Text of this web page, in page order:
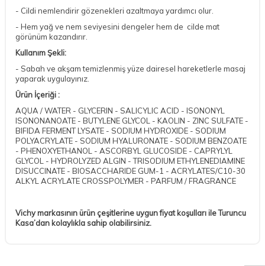
- Cildi nemlendirir gözenekleri azaltmaya yardımcı olur.
- Hem yağ ve nem seviyesini dengeler hem de cilde mat
görünüm kazandırır.
Kullanım Şekli:
- Sabah ve akşam temizlenmiş yüze dairesel hareketlerle masaj
yaparak uygulayınız.
Ürün İçeriği :
AQUA / WATER - GLYCERIN - SALICYLIC ACID - ISONONYL
ISONONANOATE - BUTYLENE GLYCOL - KAOLIN - ZINC SULFATE -
BIFIDA FERMENT LYSATE - SODIUM HYDROXIDE - SODIUM
POLYACRYLATE - SODIUM HYALURONATE - SODIUM BENZOATE
- PHENOXYETHANOL - ASCORBYL GLUCOSIDE - CAPRYLYL
GLYCOL - HYDROLYZED ALGIN - TRISODIUM ETHYLENEDIAMINE
DISUCCINATE - BIOSACCHARIDE GUM-1 - ACRYLATES/C10-30
ALKYL ACRYLATE CROSSPOLYMER - PARFUM / FRAGRANCE
Vichy markasının ürün çeşitlerine uygun fiyat koşulları ile Turuncu
Kasa’dan kolaylıkla sahip olabilirsiniz.